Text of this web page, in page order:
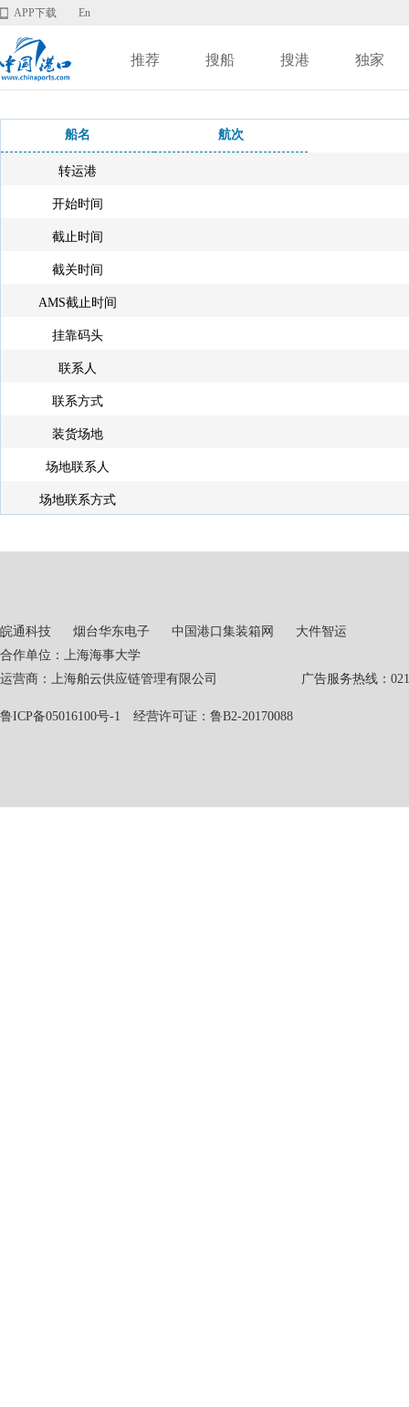
APP下载 En
推荐 搜船 搜港 独家
船名 航次
转运港
开始时间
截止时间
截关时间
AMS截止时间
挂靠码头
联系人
联系方式
装货场地
场地联系人
场地联系方式
皖通科技 烟台华东电子 中国港口集装箱网
大件智运
合作单位：上海海事大学
运营商：上海舶云供应链管理有限公司 广告服务热线：021-
鲁ICP备05016100号-1 经营许可证：鲁B2-20170088